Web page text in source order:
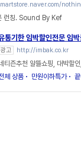
런칭. Sound By Kef
통기한 임박할인전문 임
광고 http://imbak.co.kr
티즌추천 알뜰쇼핑, 대박할
체 상품
만원이하특가